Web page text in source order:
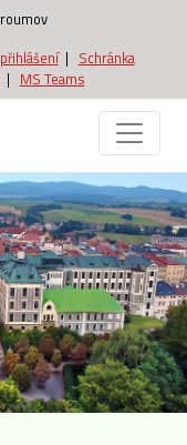
| Schránka
| MS Teams